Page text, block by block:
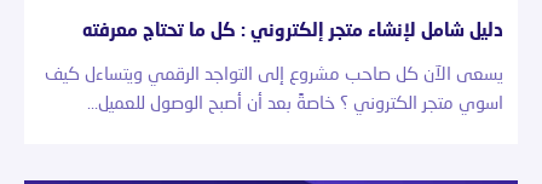
دليل شامل لإنشاء متجر إلكتروني : كل ما تحتاج معرفته
يسعى الآن كل صاحب مشروع إلى التواجد الرقمي ويتساءل كيف
اسوي متجر الكتروني ؟ خاصةً بعد أن أصبح الوصول للعميل…